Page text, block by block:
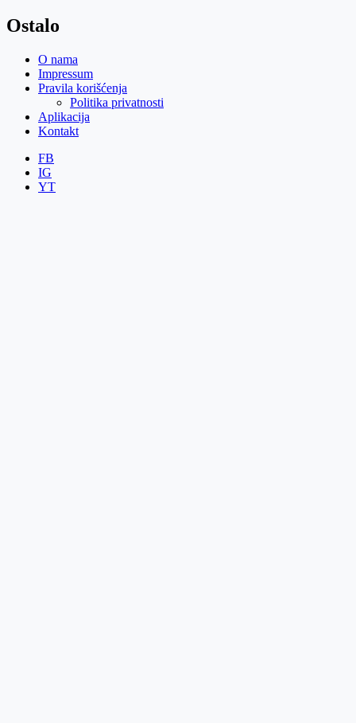
Ostalo
O nama
Impressum
Pravila korišćenja
Politika privatnosti
Aplikacija
Kontakt
FB
IG
YT